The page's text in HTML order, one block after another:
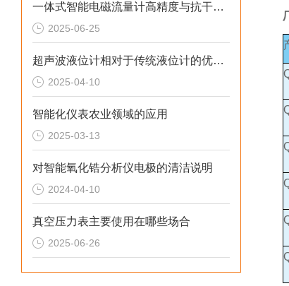
一体式智能电磁流量计高精度与抗干扰能力的技术突破
2025-06-25
超声波液位计相对于传统液位计的优点有哪些
2025-04-10
智能化仪表农业领域的应用
2025-03-13
对智能氧化锆分析仪电极的清洁说明
2024-04-10
真空压力表主要使用在哪些场合
2025-06-26